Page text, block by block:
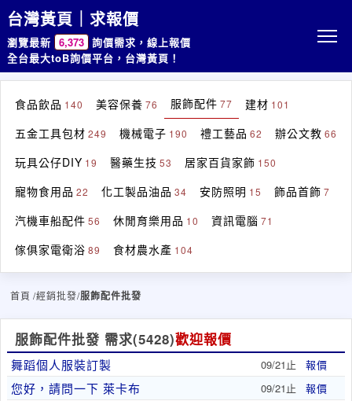
台灣黃頁｜求報價
瀏覽最新 6,373 詢價需求，線上報價
全台最大toB詢價平台，台灣黃頁！
食品飲品 140 美容保養 76 服飾配件 77 建材 101
五金工具包材 249 機械電子 190 禮工藝品 62 辦公文教 66
玩具公仔DIY 19 醫藥生技 53 居家百貨家飾 150
寵物食用品 22 化工製品油品 34 安防照明 15 飾品首飾 7
汽機車船配件 56 休閒育樂用品 10 資訊電腦 71
傢俱家電衛浴 89 食材農水產 104
首頁 /經銷批發/服飾配件批發
服飾配件批發 需求(5428)歡迎報價
舞蹈個人服裝訂製 09/21止 報價
您好，請問一下 萊卡布 09/21止 報價